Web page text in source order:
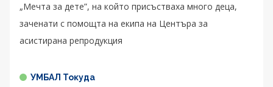
„Мечта за дете”, на който присъстваха много деца,
заченати с помощта на екипа на Центъра за
асистирана репродукция
УМБАЛ Токуда